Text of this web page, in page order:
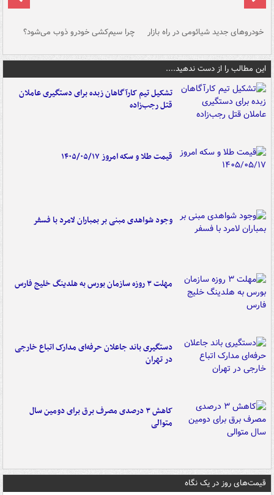
خودروهای جدید شیائومی در راه بازار چرا سیم‌کشی خودرو ذوب می‌شود؟
این مطالب را از دست ندهید....
تشکیل تیم کارآگاهان زبده برای دستگیری عاملان
قتل رجب‌زاده
قیمت طلا و سکه امروز ۱۴۰۵/۰۵/۱۷
وجود شواهدی مبنی بر بمباران لامرد با فسفر
مهلت ۳ روزه سازمان بورس به هلدینگ خلیج فارس
دستگیری باند جاعلان حرفه‌ای مدارک اتباع خارجی
در تهران
کاهش ۳ درصدی مصرف برق برای دومین سال
متوالی
قیمت‌های روز در یک نگاه